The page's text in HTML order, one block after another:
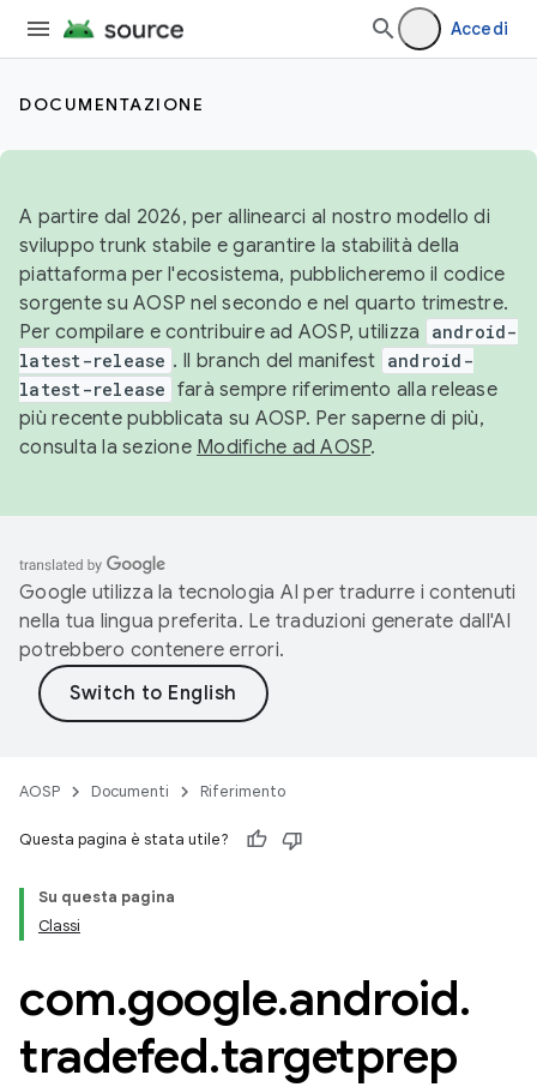
Accedi
DOCUMENTAZIONE
A partire dal 2026, per allinearci al nostro modello di
sviluppo trunk stabile e garantire la stabilità della
piattaforma per l'ecosistema, pubblicheremo il codice
sorgente su AOSP nel secondo e nel quarto trimestre.
Per compilare e contribuire ad AOSP, utilizza
android-
latest-release . Il branch del manifest android-
latest-release farà sempre riferimento alla release
più recente pubblicata su AOSP. Per saperne di più,
consulta la sezione Modifiche ad AOSP.
Google utilizza la tecnologia AI per tradurre i contenuti
nella tua lingua preferita. Le traduzioni generate dall'AI
potrebbero contenere errori.
AOSP Documenti Riferimento
Questa pagina è stata utile?
Su questa pagina
Classi
com.google.android.
tradefed.targetprep